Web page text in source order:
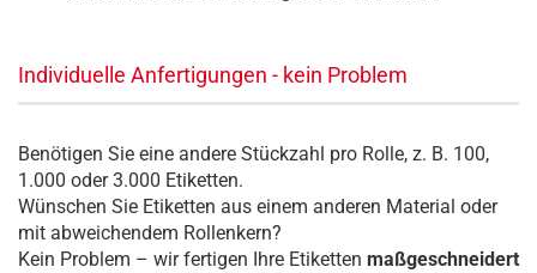
Individuelle Anfertigungen - kein Problem
Benötigen Sie eine andere Stückzahl pro Rolle, z. B. 100,
1.000 oder 3.000 Etiketten.
Wünschen Sie Etiketten aus einem anderen Material oder
mit abweichendem Rollenkern?
Kein Problem – wir fertigen Ihre Etiketten maßgeschneidert